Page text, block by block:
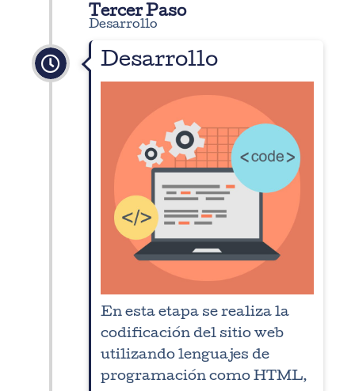
Tercer Paso
Desarrollo
Desarrollo
En esta etapa se realiza la
codificación del sitio web
utilizando lenguajes de
programación como HTML,